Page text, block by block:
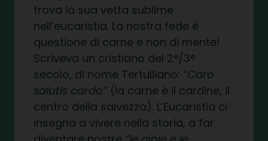
trova la sua vetta sublime
nell’eucaristia. La nostra fede è
questione di carne e non di mente!
Scriveva un cristiano del 2°/3°
secolo, di nome Tertulliano: “Caro
salutis cardo” (la carne è il cardine, il
centro della salvezza). L’Eucaristia ci
insegna a vivere nella storia, a far